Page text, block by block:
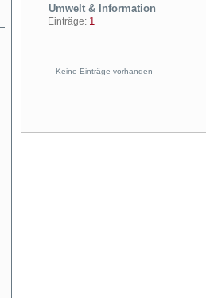
Umwelt & Information
Einträge: 1
Keine Einträge vorhanden